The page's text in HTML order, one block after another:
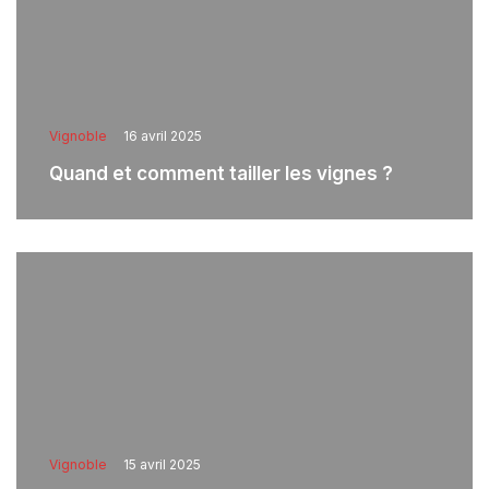
Vignoble 16 avril 2025
Quand et comment tailler les vignes ?
Vignoble 15 avril 2025